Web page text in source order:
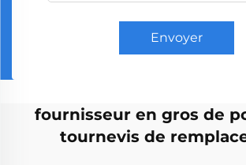
Envoyer
fournisseur en gros de
tournevis de